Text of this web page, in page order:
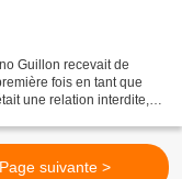
Guillon recevait de
fois en tant que
une relation interdite,
Page suivante >